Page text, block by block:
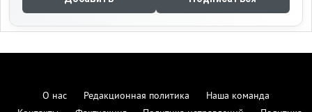
О нас Редакционная политика
Наша команда